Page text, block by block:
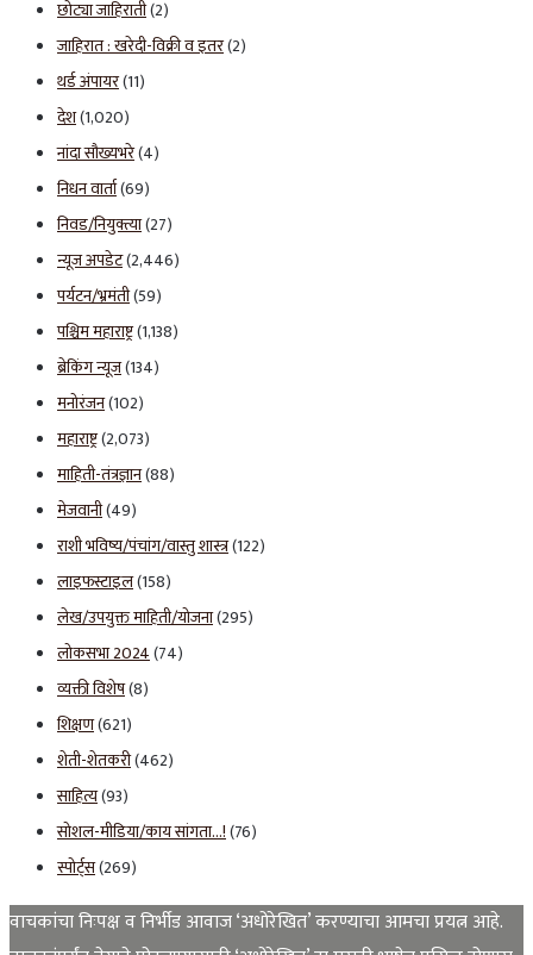
छोट्या जाहिराती(2)
जाहिरात : खरेदी-विक्री व इतर(2)
थर्ड अंपायर(11)
देश(1,020)
नांदा सौख्यभरे(4)
निधन वार्ता(69)
निवड/नियुक्त्या(27)
न्यूज अपडेट(2,446)
पर्यटन/भ्रमंती(59)
पश्चिम महाराष्ट्र(1,138)
ब्रेकिंग न्यूज(134)
मनोरंजन(102)
महाराष्ट्र(2,073)
माहिती-तंत्रज्ञान(88)
मेजवानी(49)
राशी भविष्य/पंचांग/वास्तु शास्त्र(122)
लाइफस्टाइल(158)
लेख/उपयुक्त माहिती/योजना(295)
लोकसभा 2024(74)
व्यक्ती विशेष(8)
शिक्षण(621)
शेती-शेतकरी(462)
साहित्य(93)
सोशल-मीडिया/काय सांगता…!(76)
स्पोर्ट्स(269)
वाचकांचा निःपक्ष व निर्भीड आवाज ‘अधोरेखित’ करण्याचा आमचा प्रयत्न आहे.